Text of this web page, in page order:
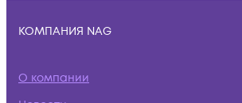
КОМПАНИЯ NAG
О компании